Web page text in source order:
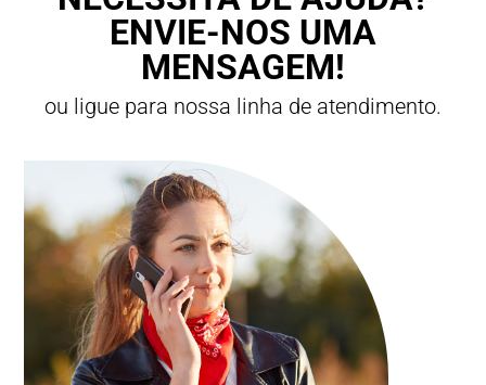
ENVIE-NOS UMA
MENSAGEM!
ou ligue para nossa linha de atendimento.